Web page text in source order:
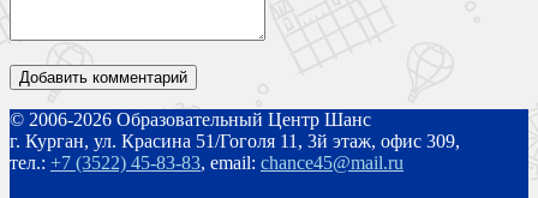
© 2006-2026 Образовательный Центр Шанс
г. Курган, ул. Красина 51/Гоголя 11, 3й этаж, офис 309,
тел.: +7 (3522) 45-83-83, email: chance45@mail.ru